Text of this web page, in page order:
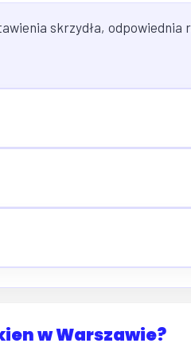
skrzydła, odpowiednia
w Warszawie?